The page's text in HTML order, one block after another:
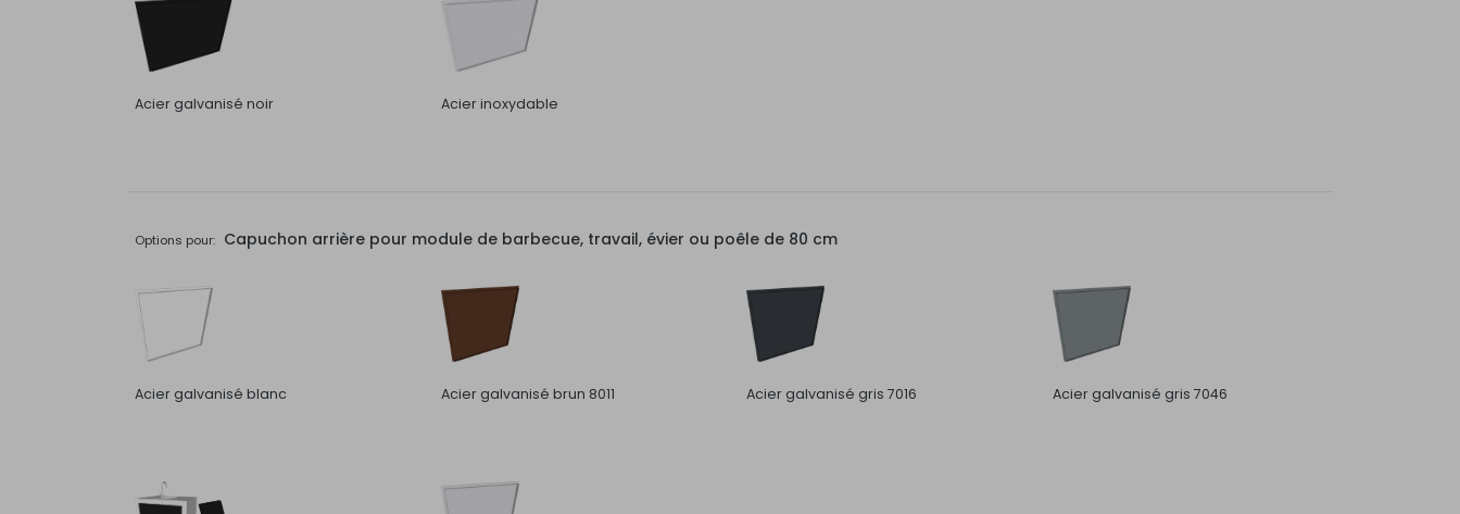
Acier galvanisé noir Acier inoxydable
Options pour: Capuchon arrière pour module de barbecue, travail, évier ou poêle de 80 cm
Acier galvanisé blanc Acier galvanisé brun 8011 Acier galvanisé gris 7016 Acier galvanisé gris 7046